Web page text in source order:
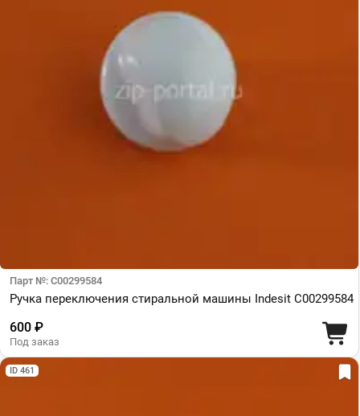
Парт №: С00299584
Ручка переключения стиральной машины Indesit C00299584
600 ₽
Под заказ
ID 461